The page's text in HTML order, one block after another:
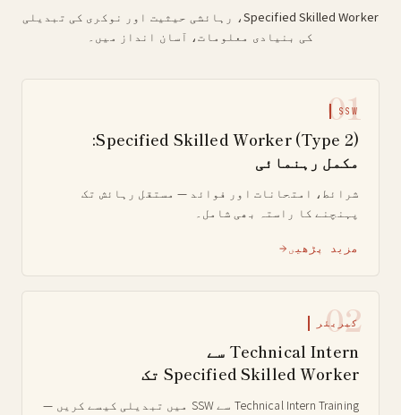
Specified Skilled Worker، رہائشی حیثیت اور نوکری کی تبدیلی
کی بنیادی معلومات، آسان انداز میں۔
01
SSW
Specified Skilled Worker (Type 2):
مکمل رہنمائی
شرائط، امتحانات اور فوائد — مستقل رہائش تک
پہنچنے کا راستہ بھی شامل۔
مزید پڑھیں
02
کیریئر
Technical Intern سے
Specified Skilled Worker تک
Technical Intern Training سے SSW میں تبدیلی کیسے کریں —